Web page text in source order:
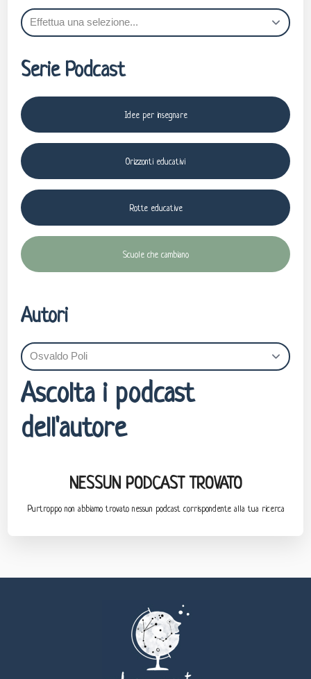
Serie Podcast
Idee per insegnare
Orizzonti educativi
Rotte educative
Scuole che cambiano
Autori
Ascolta i podcast
dell'autore
NESSUN PODCAST TROVATO
Purtroppo non abbiamo trovato nessun podcast corrispondente alla tua ricerca